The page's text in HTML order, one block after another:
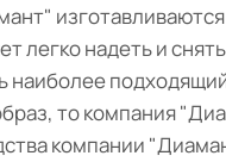
легко надеть и
наиболее
то компания
компании